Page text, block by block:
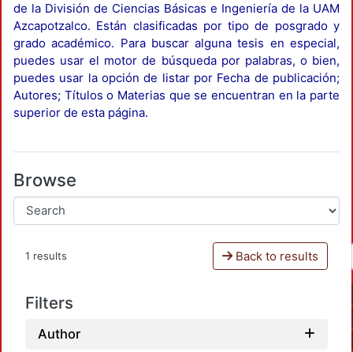
de la División de Ciencias Básicas e Ingeniería de la UAM
Azcapotzalco. Están clasificadas por tipo de posgrado y
grado académico. Para buscar alguna tesis en especial,
puedes usar el motor de búsqueda por palabras, o bien,
puedes usar la opción de listar por Fecha de publicación;
Autores; Títulos o Materias que se encuentran en la parte
superior de esta página.
Browse
1 results Back to results
Filters
Author